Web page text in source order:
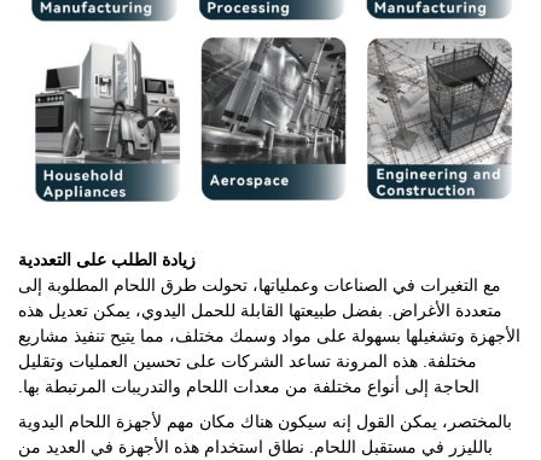
زيادة الطلب على التعددية
مع التغيرات في الصناعات وعملياتها، تحولت طرق اللحام المطلوبة إلى
متعددة الأغراض. بفضل طبيعتها القابلة للحمل اليدوي، يمكن تعديل هذه
الأجهزة وتشغيلها بسهولة على مواد وسمك مختلف، مما يتيح تنفيذ مشاريع
مختلفة. هذه المرونة تساعد الشركات على تحسين العمليات وتقليل
الحاجة إلى أنواع مختلفة من معدات اللحام والتدريبات المرتبطة بها.
بالمختصر، يمكن القول إنه سيكون هناك مكان مهم لأجهزة اللحام اليدوية
بالليزر في مستقبل اللحام. نطاق استخدام هذه الأجهزة في العديد من